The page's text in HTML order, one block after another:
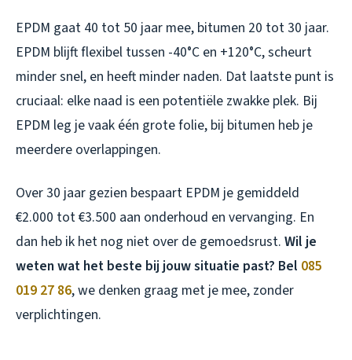
EPDM gaat 40 tot 50 jaar mee, bitumen 20 tot 30 jaar.
EPDM blijft flexibel tussen -40°C en +120°C, scheurt
minder snel, en heeft minder naden. Dat laatste punt is
cruciaal: elke naad is een potentiële zwakke plek. Bij
EPDM leg je vaak één grote folie, bij bitumen heb je
meerdere overlappingen.
Over 30 jaar gezien bespaart EPDM je gemiddeld
€2.000 tot €3.500 aan onderhoud en vervanging. En
dan heb ik het nog niet over de gemoedsrust. Wil je
weten wat het beste bij jouw situatie past? Bel 085
019 27 86, we denken graag met je mee, zonder
verplichtingen.